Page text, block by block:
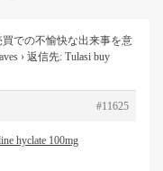
買での不愉快な出来事を意
› 返信先: Tulasi buy
#11625
hyclate 100mg